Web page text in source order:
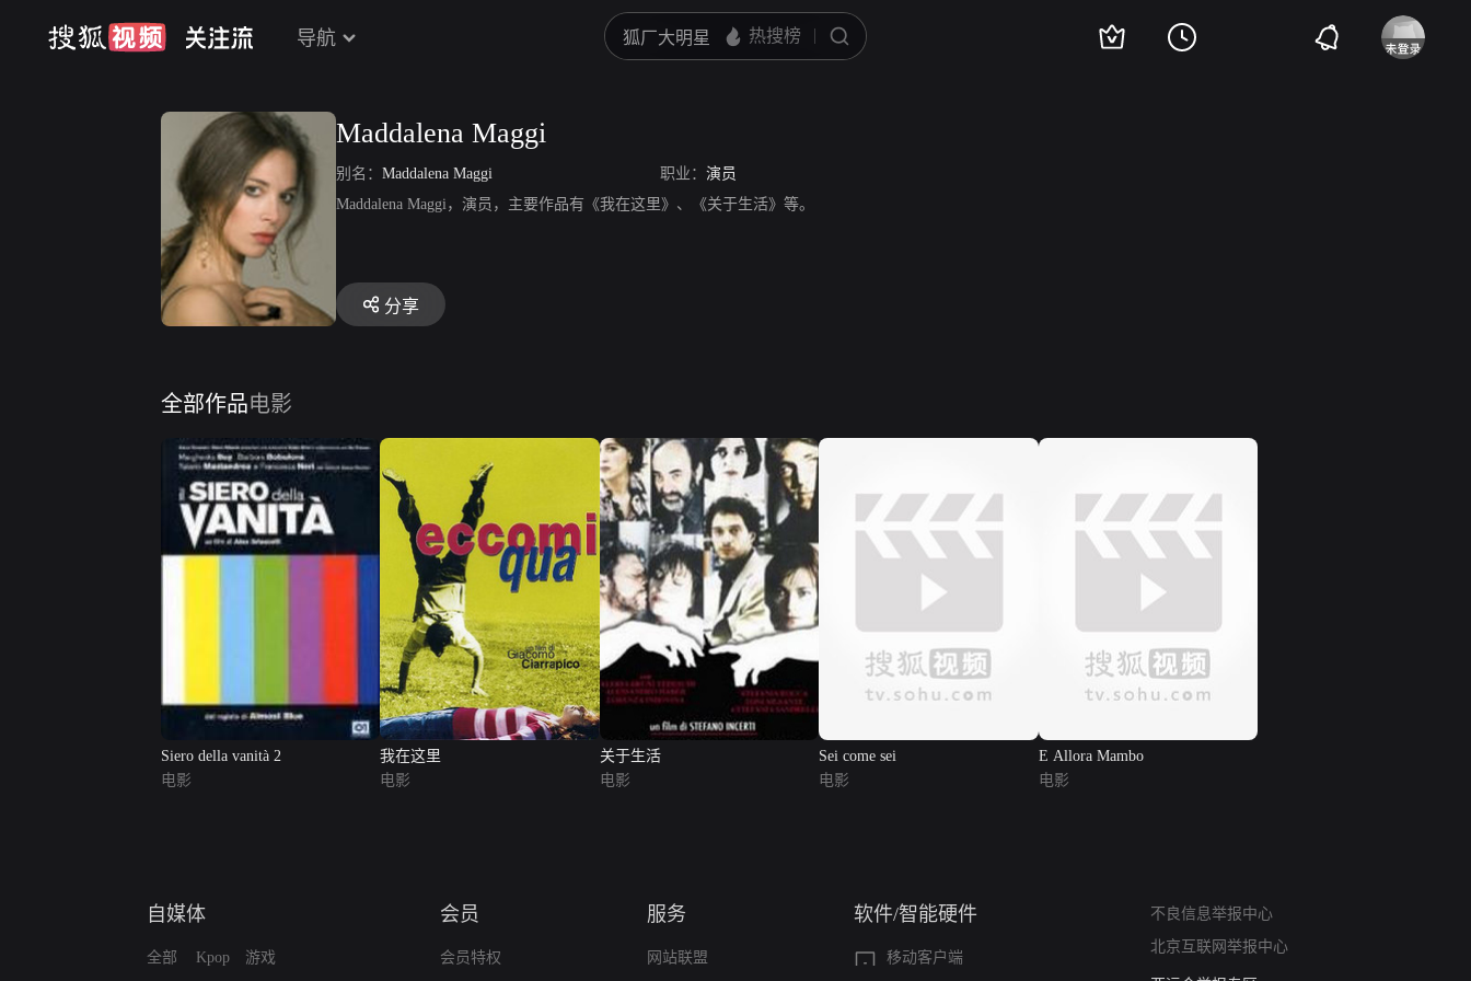
导航
Maddalena Maggi
别名： Maddalena Maggi 职业： 演员
Maddalena Maggi，演员，主要作品有《我在这里》、《关于生活》等。
分享
全部作品电影
Siero della vanità 2
电影
我在这里
电影
关于生活
电影
Sei come sei
电影
E Allora Mambo
电影
自媒体
全部 Kpop 游戏
会员
会员特权
服务
网站联盟
软件/智能硬件
移动客户端
不良信息举报中心
北京互联网举报中心
算法推荐专项举报